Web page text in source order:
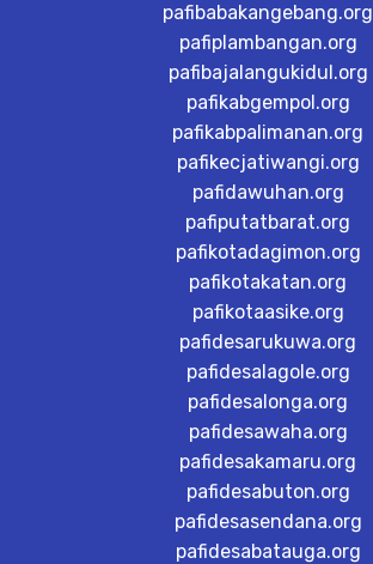
pafibabakangebang.org
pafiplambangan.org
pafibajalangukidul.org
pafikabgempol.org
pafikabpalimanan.org
pafikecjatiwangi.org
pafidawuhan.org
pafiputatbarat.org
pafikotadagimon.org
pafikotakatan.org
pafikotaasike.org
pafidesarukuwa.org
pafidesalagole.org
pafidesalonga.org
pafidesawaha.org
pafidesakamaru.org
pafidesabuton.org
pafidesasendana.org
pafidesabatauga.org